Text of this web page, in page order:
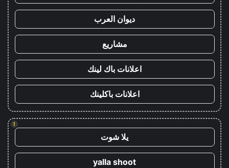
ديوان العرب
مشاريع
اعلانات باك لينك
اعلانات باكلينك
!
يلا شوت
yalla shoot